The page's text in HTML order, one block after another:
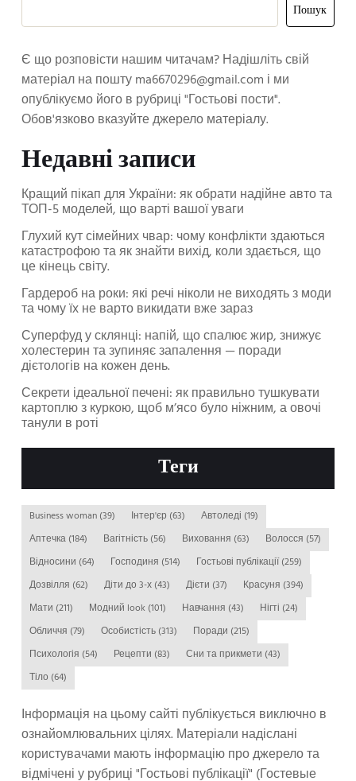
Пошук
Є що розповісти нашим читачам? Надішліть свій
матеріал на поштуma6670296@gmail.com і ми
опублікуємо його в рубриці "Гостьові пости".
Обов'язково вказуйте джерело матеріалу.
Недавні записи
Кращий пікап для України: як обрати надійне авто та
ТОП-5 моделей, що варті вашої уваги
Глухий кут сімейних чвар: чому конфлікти здаються
катастрофою та як знайти вихід, коли здається, що
це кінець світу.
Гардероб на роки: які речі ніколи не виходять з моди
та чому їх не варто викидати вже зараз
Суперфуд у склянці: напій, що спалює жир, знижує
холестерин та зупиняє запалення — поради
дієтологів на кожен день.
Секрети ідеальної печені: як правильно тушкувати
картоплю з куркою, щоб м’ясо було ніжним, а овочі
танули в роті
Теги
Business woman (39) Інтер'єр (63) Автоледі (19)
Аптечка (184) Вагітність (56) Виховання (63) Волосся (57)
Відносини (64) Господиня (514) Гостьові публікації(259)
Дозвілля (62) Діти до 3-х (43) Дієти (37) Красуня (394)
Мати (211) Модний look (101) Навчання (43) Нігті (24)
Обличчя (79) Особистість (313) Поради (215)
Психологія (54) Рецепти (83) Сни та прикмети (43)
Тіло (64)
Інформація на цьому сайті публікується виключно в
ознайомлювальних цілях. Матеріали надіслані
користувачами мають інформацію про джерело та
відмічені у рубриці "Гостьові публікації" (Гостевые